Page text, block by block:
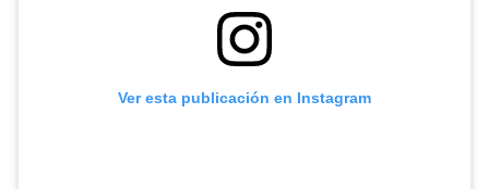
Ver esta publicación en Instagram